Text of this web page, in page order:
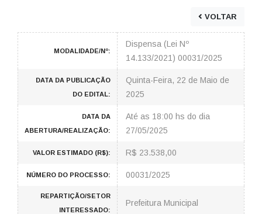
VOLTAR
MODALIDADE/Nº:
Dispensa (Lei Nº
14.133/2021) 00031/2025
DATA DA PUBLICAÇÃO
DO EDITAL:
Quinta-Feira, 22 de Maio de
2025
DATA DA
ABERTURA/REALIZAÇÃO:
Até as 18:00 hs do dia
27/05/2025
VALOR ESTIMADO (R$): R$ 23.538,00
NÚMERO DO PROCESSO: 00031/2025
REPARTIÇÃO/SETOR
INTERESSADO:
Prefeitura Municipal